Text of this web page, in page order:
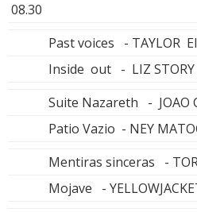
08.30
Past voices - TAYLOR
Inside out - LIZ STORY
Suite Nazareth - JOAO
Patio Vazio - NEY
Mentiras sinceras -
Mojave -